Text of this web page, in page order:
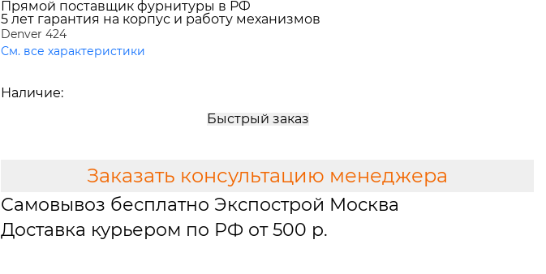
Прямой поставщик фурнитуры в РФ
5 лет гарантия на корпус и работу механизмов
Denver 424
См. все характеристики
Наличие:
Быстрый заказ
Заказать консультацию менеджера
Самовывоз бесплатно Экспострой Москва
Доставка курьером по РФ от 500 р.